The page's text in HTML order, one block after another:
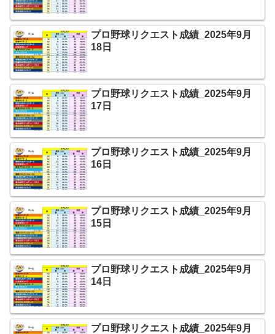
プロ野球リクエスト成績_2025年9月
18日
プロ野球リクエスト成績_2025年9月
17日
プロ野球リクエスト成績_2025年9月
16日
プロ野球リクエスト成績_2025年9月
15日
プロ野球リクエスト成績_2025年9月
14日
プロ野球リクエスト成績_2025年9月